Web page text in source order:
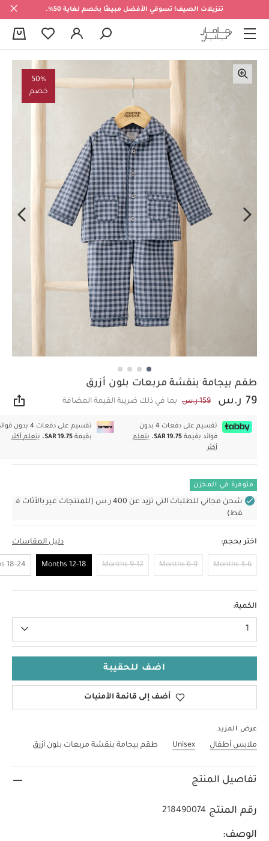
تنزيلات الصيف! تسوقي الأفضل مبيعًا بخصم لغاية 50%.
50%
خصم
طقم بيجامة بنقشة مربعات بلون أزرق
79 ر.س 159 ر.س بما في ذلك ضريبة القيمة المضافة
تقسيم على دفعات 4 بدون
فوائد بقيمة SAR 19.75.
يتعلم
أكثر
تقسيم على دفعات 4 بدون
بقيمةSAR 19.75. يتعلم أكثر
متوفرة في المخزن
شحن مجاني للطلبات التي تزيد عن 400 ر.س (للمنتجات غير بالأثاث ف
قط)
اختر بحجم: دليل المقاسات
3-6 Months
6-9 Months
9-12 Months
12-18 Months
18-24 Months
الكمية:
1
اضف للحقيبة
أضف إلى قائمة الأمنيات
عرض المزيد
ملابس أطفال Unisex طقم بيجامة بنقشة مربعات بلون أزرق
تفاصيل المنتج
رقم المنتج 218490074
الوصف: